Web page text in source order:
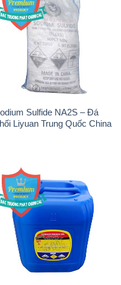
Sulfide NA2S – Đá
Liyuan Trung Quốc China
– Hydrogen Peroxide
Samuda Bangladesh